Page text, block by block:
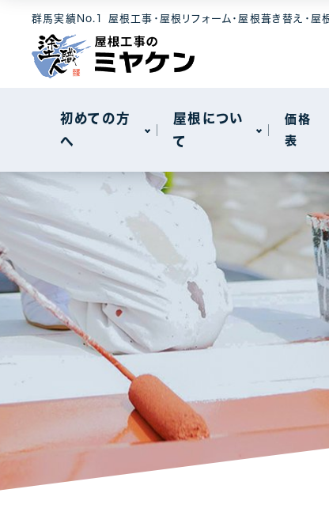
群馬実績No.1 屋根工事・屋根リフォーム・屋根葺き替え・屋
初めての方
へ
選ばれ
メンテ
新着情報
屋根につい
て
屋根について
モニエ
価格
表
工事メ
屋根カ
天窓工事
棟板金
セキス
一般住宅
工場・事
選ばれ
屋根について
屋根素材
工事メ
工場・